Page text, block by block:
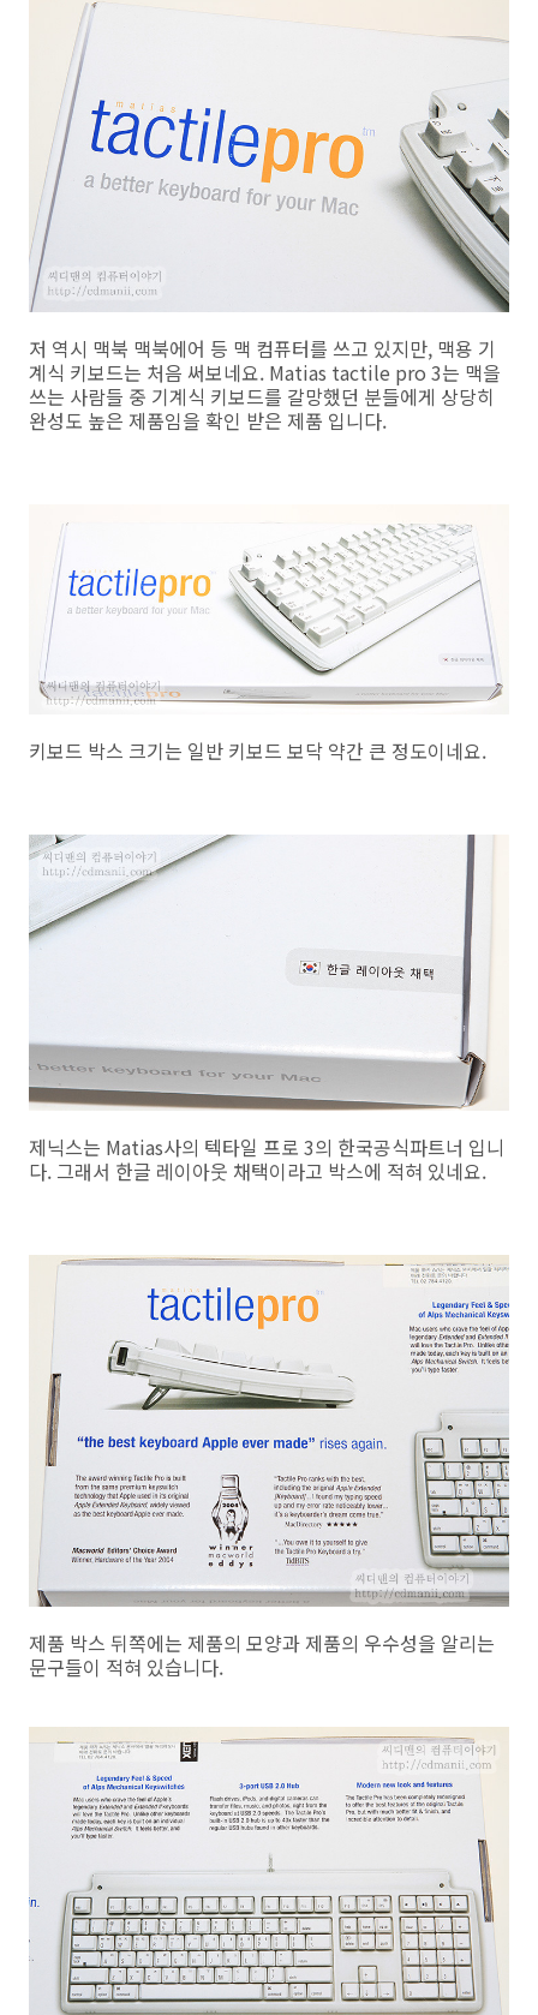
저 역시 맥북 맥북에어 등 맥 컴퓨터를 쓰고 있지만, 맥용 기
계식 키보드는 처음 써보네요. Matias tactile pro 3는 맥을
쓰는 사람들 중 기계식 키보드를 갈망했던 분들에게 상당히
완성도 높은 제품임을 확인 받은 제품 입니다.
키보드 박스 크기는 일반 키보드 보닥 약간 큰 정도이네요.
제닉스는 Matias사의 텍타일 프로 3의 한국공식파트너 입니
다. 그래서 한글 레이아웃 채택이라고 박스에 적혀 있네요.
제품 박스 뒤쪽에는 제품의 모양과 제품의 우수성을 알리는
문구들이 적혀 있습니다.